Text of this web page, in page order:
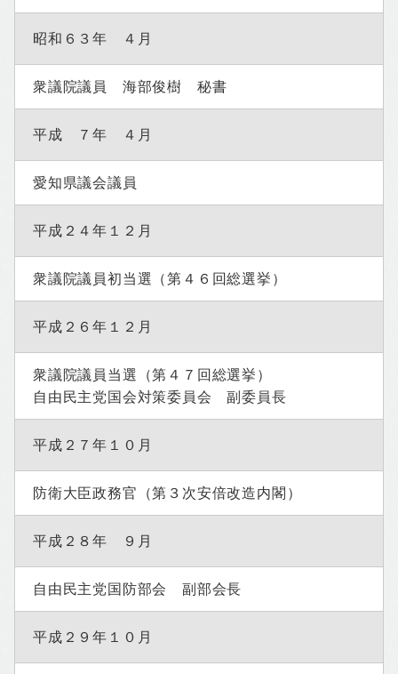
昭和６３年 ４月
衆議院議員 海部俊樹 秘書
平成 ７年 ４月
愛知県議会議員
平成２４年１２月
衆議院議員初当選（第４６回総選挙）
平成２６年１２月
衆議院議員当選（第４７回総選挙）
自由民主党国会対策委員会 副委員長
平成２７年１０月
防衛大臣政務官（第３次安倍改造内閣）
平成２８年 ９月
自由民主党国防部会 副部会長
平成２９年１０月